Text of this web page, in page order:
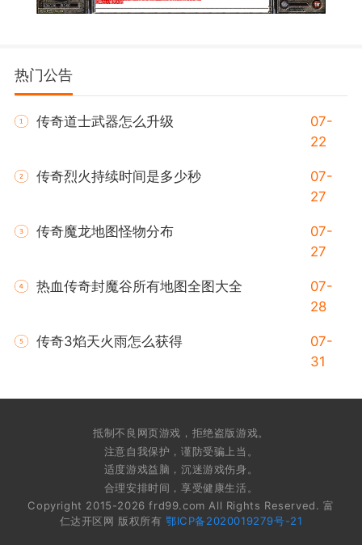
热门公告
传奇道士武器怎么升级
07-
22
传奇烈火持续时间是多少秒
07-
27
传奇魔龙地图怪物分布
07-
27
热血传奇封魔谷所有地图全图大全
07-
28
传奇3焰天火雨怎么获得
07-
31
抵制不良网页游戏，拒绝盗版游戏。
注意自我保护，谨防受骗上当。
适度游戏益脑，沉迷游戏伤身。
合理安排时间，享受健康生活。
Copyright 2015-2026 frd99.com All Rights Reserved. 富
仁达开区网 版权所有鄂ICP备2020019279号-21